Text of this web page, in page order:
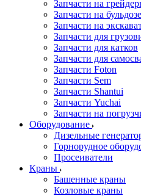
Запчасти на
Запчасти на
Запчасти на
Запчасти для
Запчасти для катков
Запчасти для
Запчасти Foton
Запчасти Sem
Запчасти Shantui
Запчасти Yuchai
Запчасти на
Оборудование
Дизельные
Горнорудное
Просеиватели
Краны
Башенные краны
Козловые краны